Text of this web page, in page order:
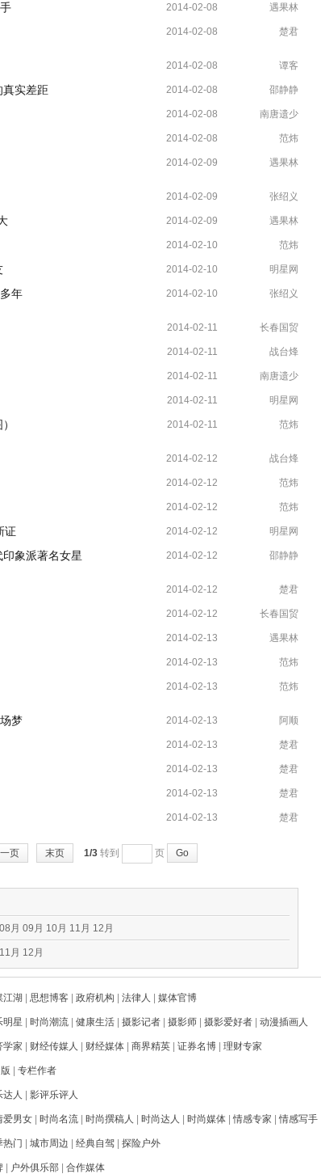
遇果林
2014-02-08
楚君
2014-02-08
谭客
2014-02-08
邵静静
2014-02-08
真实差距
南唐遗少
2014-02-08
范炜
2014-02-08
遇果林
2014-02-09
张绍义
2014-02-09
遇果林
2014-02-09
范炜
2014-02-10
明星网
2014-02-10
张绍义
2014-02-10
年
长春国贸
2014-02-11
战台烽
2014-02-11
南唐遗少
2014-02-11
明星网
2014-02-11
范炜
2014-02-11
战台烽
2014-02-12
范炜
2014-02-12
范炜
2014-02-12
明星网
2014-02-12
证
邵静静
2014-02-12
象派著名女星
楚君
2014-02-12
长春国贸
2014-02-12
遇果林
2014-02-13
范炜
2014-02-13
范炜
2014-02-13
阿顺
2014-02-13
梦
楚君
2014-02-13
楚君
2014-02-13
楚君
2014-02-13
楚君
2014-02-13
页 末页 1/3 转到 页 Go
08月 09月 10月 11月 12月
11月 12月
江湖 | 思想博客 | 政府机构 | 法律人 | 媒体官博
明星 | 时尚潮流 | 健康生活 | 摄影记者 | 摄影师 | 摄影爱好者 | 动漫插画人
学家 | 财经传媒人 | 财经媒体 | 商界精英 | 证券名博 | 理财专家
| 专栏作者
达人 | 影评乐评人
爱男女 | 时尚名流 | 时尚撰稿人 | 时尚达人 | 时尚媒体 |情感专家 |情感写手
热门 | 城市周边 | 经典自驾 | 探险户外
| 户外俱乐部 | 合作媒体